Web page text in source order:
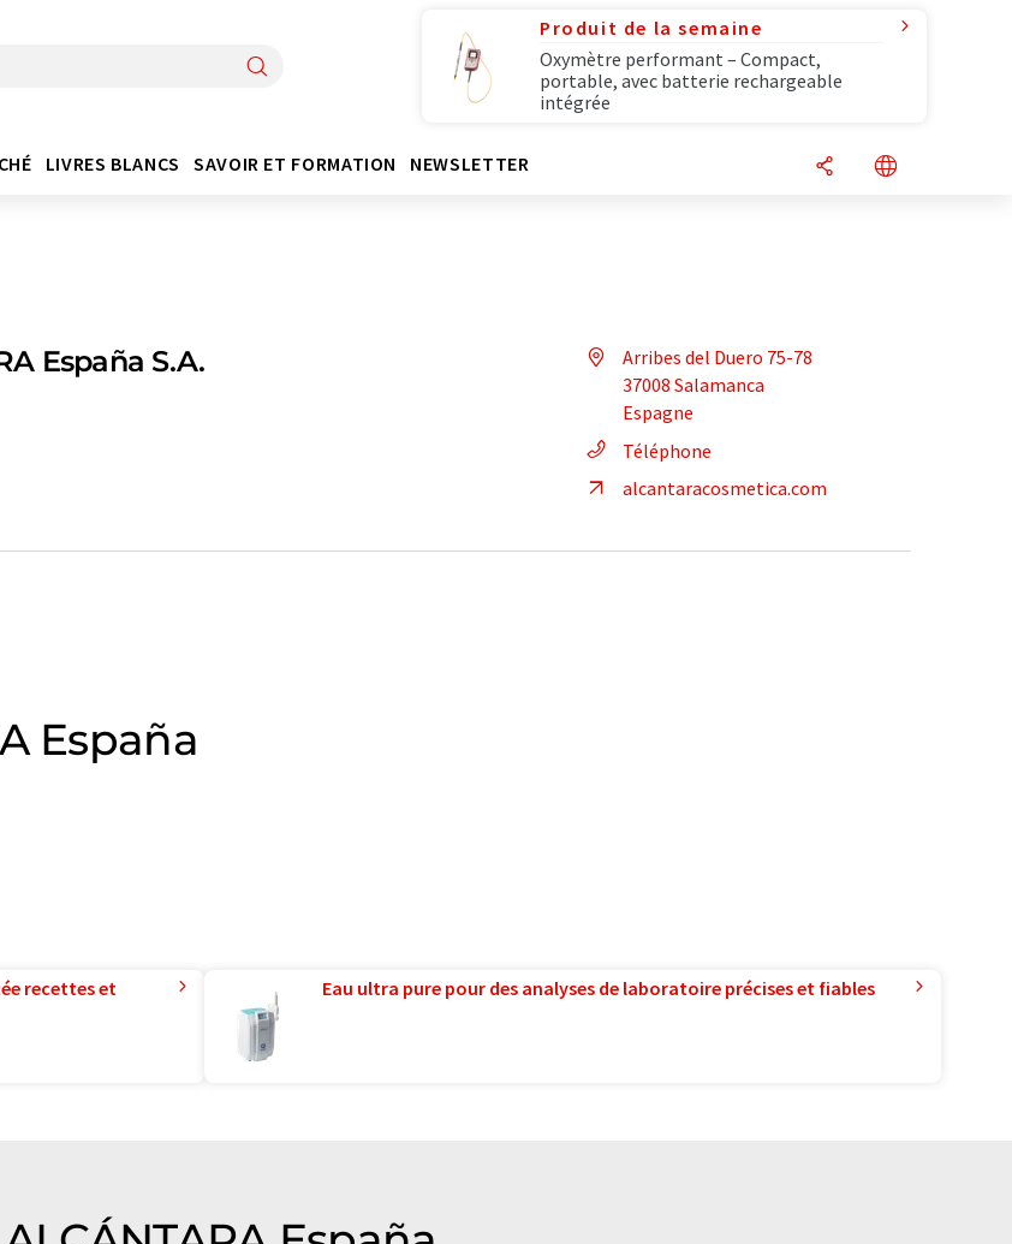
Produit de la semaine
Oxymètre performant – Compact,
portable, avec batterie rechargeable
intégrée
LIVRES BLANCS SAVOIR ET FORMATION NEWSLETTER
España S.A.
Arribes del Duero 75-78
37008 Salamanca
Espagne
Téléphone
alcantaracosmetica.com
España
recettes et
Eau ultra pure pour des analyses de laboratoire précises et fiables